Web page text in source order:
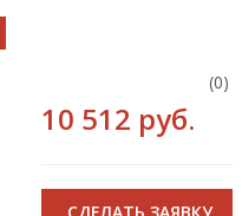
10 512 руб.
(0)